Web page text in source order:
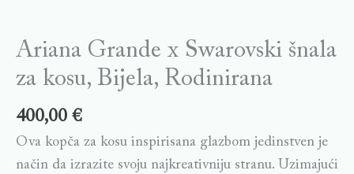
Ariana Grande x Swarovski šnala
za kosu, Bijela, Rodinirana
400,00 €
Ova kopča za kosu inspirisana glazbom jedinstven je
način da izrazite svoju najkreativniju stranu. Uzimajući